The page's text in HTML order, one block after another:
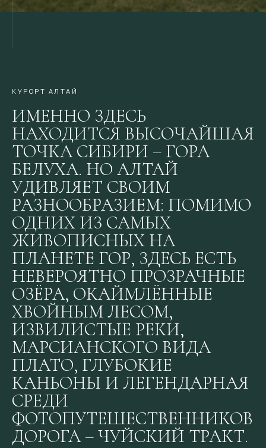
КУРОРТ АЛТАЙ
ИМЕННО ЗДЕСЬ
НАХОДИТСЯ ВЫСОЧАЙШАЯ
ТОЧКА СИБИРИ – ГОРА
БЕЛУХА. НО АЛТАЙ
УДИВЛЯЕТ СВОИМ
РАЗНООБРАЗИЕМ: ПОМИМО
ОДНИХ ИЗ САМЫХ
ЖИВОПИСНЫХ НА
ПЛАНЕТЕ ГОР, ЗДЕСЬ ЕСТЬ
НЕВЕРОЯТНО ПРОЗРАЧНЫЕ
ОЗЁРА, ОКАЙМЛЁННЫЕ
ХВОЙНЫМ ЛЕСОМ,
ИЗВИЛИСТЫЕ РЕКИ,
МАРСИАНСКОГО ВИДА
ПЛАТО, ГЛУБОКИЕ
КАНЬОНЫ И ЛЕГЕНДАРНАЯ
СРЕДИ
ФОТОПУТЕШЕСТВЕННИКОВ
ДОРОГА – ЧУЙСКИЙ ТРАКТ.